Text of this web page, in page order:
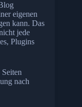
eigenen
kann. Das
jede
Plugins
nach